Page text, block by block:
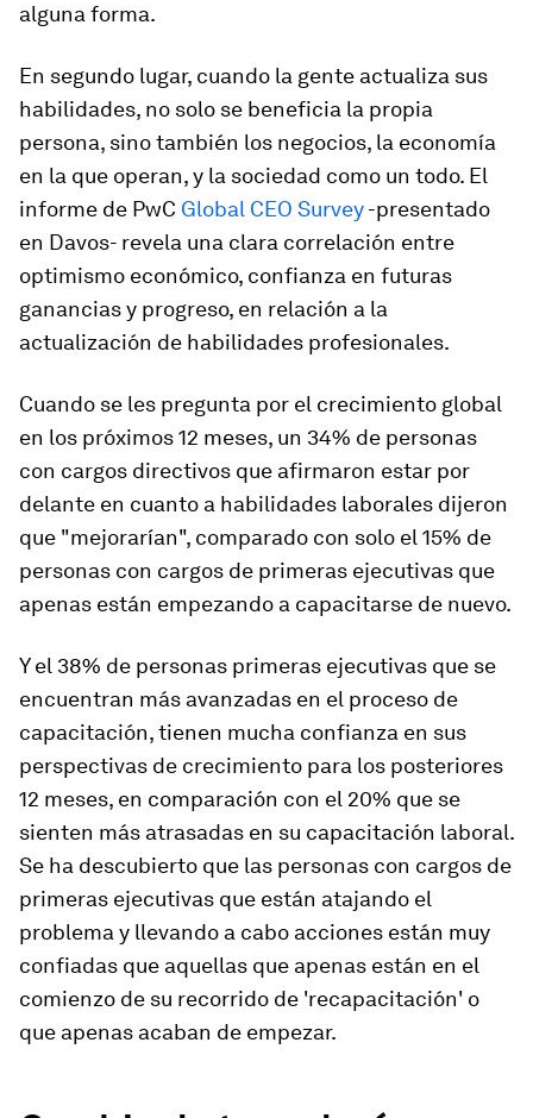
alguna forma.
En segundo lugar, cuando la gente actualiza sus
habilidades, no solo se beneficia la propia
persona, sino también los negocios, la economía
en la que operan, y la sociedad como un todo. El
informe de PwC Global CEO Survey-presentado
en Davos- revela una clara correlación entre
optimismo económico, confianza en futuras
ganancias y progreso, en relación a la
actualización de habilidades profesionales.
Cuando se les pregunta por el crecimiento global
en los próximos 12 meses, un 34% de personas
con cargos directivos que afirmaron estar por
delante en cuanto a habilidades laborales dijeron
que "mejorarían", comparado con solo el 15% de
personas con cargos de primeras ejecutivas que
apenas están empezando a capacitarse de nuevo.
Y el 38% de personas primeras ejecutivas que se
encuentran más avanzadas en el proceso de
capacitación, tienen mucha confianza en sus
perspectivas de crecimiento para los posteriores
12 meses, en comparación con el 20% que se
sienten más atrasadas en su capacitación laboral.
Se ha descubierto que las personas con cargos de
primeras ejecutivas que están atajando el
problema y llevando a cabo acciones están muy
confiadas que aquellas que apenas están en el
comienzo de su recorrido de 'recapacitación' o
que apenas acaban de empezar.